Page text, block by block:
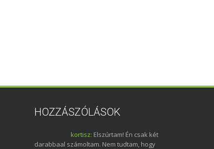
HOZZÁSZÓLÁSOK
kortisz: Elszúrtam! Én csak két
darabbaal számoltam. Nem tudtam, hogy